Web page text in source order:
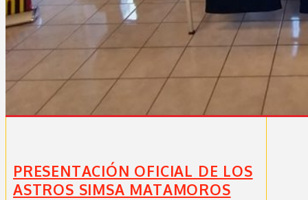
PRESENTACIÓN OFICIAL DE LOS
ASTROS SIMSA MATAMOROS